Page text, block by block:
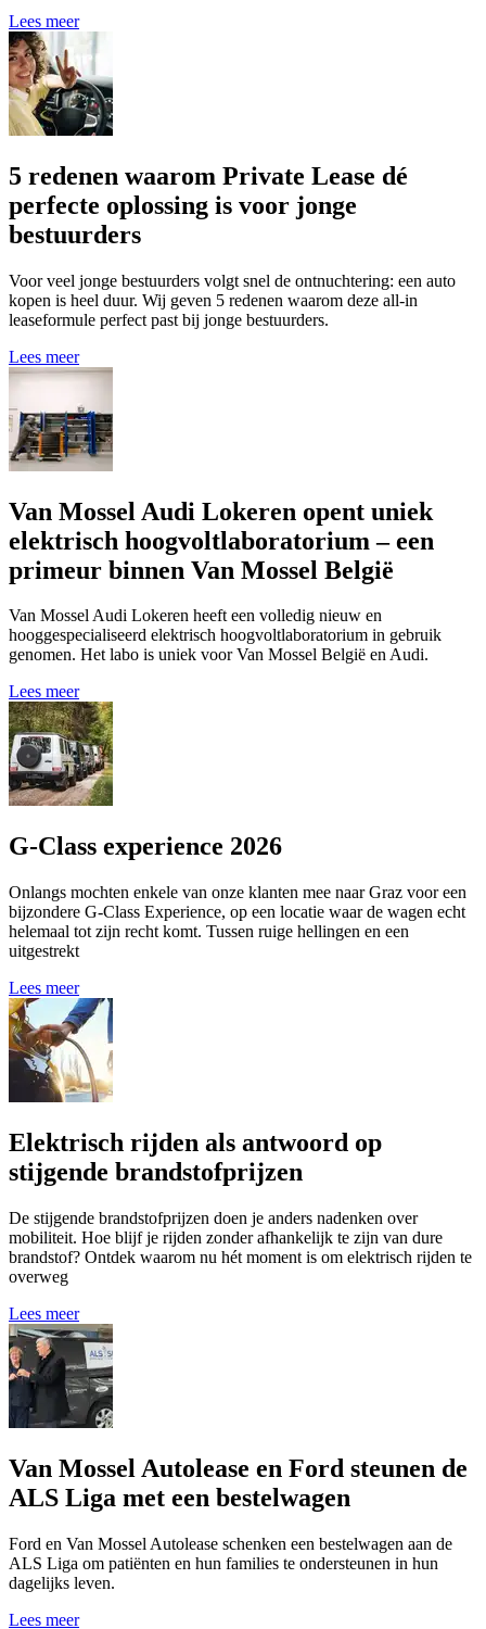
Lees meer
5 redenen waarom Private Lease dé
perfecte oplossing is voor jonge
bestuurders
Voor veel jonge bestuurders volgt snel de ontnuchtering: een auto
kopen is heel duur. Wij geven 5 redenen waarom deze all-in
leaseformule perfect past bij jonge bestuurders.
Lees meer
Van Mossel Audi Lokeren opent uniek
elektrisch hoogvoltlaboratorium – een
primeur binnen Van Mossel België
Van Mossel Audi Lokeren heeft een volledig nieuw en
hooggespecialiseerd elektrisch hoogvoltlaboratorium in gebruik
genomen. Het labo is uniek voor Van Mossel België en Audi.
Lees meer
G-Class experience 2026
Onlangs mochten enkele van onze klanten mee naar Graz voor een
bijzondere G-Class Experience, op een locatie waar de wagen echt
helemaal tot zijn recht komt. Tussen ruige hellingen en een
uitgestrekt
Lees meer
Elektrisch rijden als antwoord op
stijgende brandstofprijzen
De stijgende brandstofprijzen doen je anders nadenken over
mobiliteit. Hoe blijf je rijden zonder afhankelijk te zijn van dure
brandstof? Ontdek waarom nu hét moment is om elektrisch rijden te
overweg
Lees meer
Van Mossel Autolease en Ford steunen de
ALS Liga met een bestelwagen
Ford en Van Mossel Autolease schenken een bestelwagen aan de
ALS Liga om patiënten en hun families te ondersteunen in hun
dagelijks leven.
Lees meer